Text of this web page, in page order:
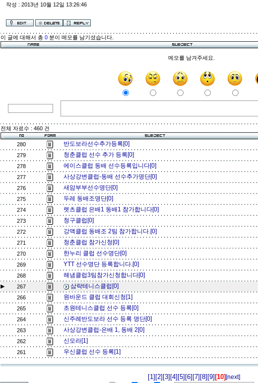
작성 : 2013년 10월 12일 13:26:46
이 글에 대해서 총 0 분이 메모를 남기셨습니다.
메모를 남겨주세요.
전체 자료수 : 460 건
280 반도보라선수추가등록[0]
279
청춘클럽 선수 추가 등록[0]
278
에이스클럽 동배 선수등록입니다[0]
277
사상강변클럽-동배 선수추가명단[0]
276
새암부부선수명단[0]
275
두레 동배조명단[0]
274
렛츠클럽 은배1 동배1 참가합니다[0]
273
청구클럽[0]
272
강맥클럽 동배조 2팀 참가합니다.[0]
271
청춘클럽 참가신청[0]
270
한누리 클럽 선수명단[0]
269
YTT 선수명단 등록합니다.[0]
268
해냄클럽3팀참가신청합니다[0]
▶
267 삼락테니스클럽[0]
266
원바운드 클럽 대회신청[1]
265
초원테니스클럽 선수 등록[0]
264
신주례반도보라 선수 등록 명단[0]
263
사상강변클럽-은배 1, 동배 2[0]
262
신모라[1]
261
우신클럽 선수 등록[1]
[1] [2] [3] [4] [5] [6] [7] [8] [9] [10] [next]